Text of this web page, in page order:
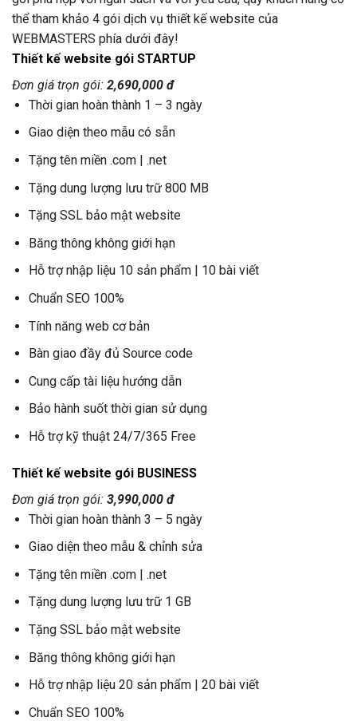
thể tham khảo 4 gói dịch vụ thiết kế website của
WEBMASTERS phía dưới đây!
Thiết kế website gói STARTUP
Đơn giá trọn gói: 2,690,000 đ
Thời gian hoàn thành 1 – 3 ngày
Giao diện theo mẫu có sẵn
Tặng tên miền .com | .net
Tặng dung lượng lưu trữ 800 MB
Tặng SSL bảo mật website
Băng thông không giới hạn
Hỗ trợ nhập liệu 10 sản phẩm | 10 bài viết
Chuẩn SEO 100%
Tính năng web cơ bản
Bàn giao đầy đủ Source code
Cung cấp tài liệu hướng dẫn
Bảo hành suốt thời gian sử dụng
Hỗ trợ kỹ thuật 24/7/365 Free
Thiết kế website gói BUSINESS
Đơn giá trọn gói: 3,990,000 đ
Thời gian hoàn thành 3 – 5 ngày
Giao diện theo mẫu & chỉnh sửa
Tặng tên miền .com | .net
Tặng dung lượng lưu trữ 1 GB
Tặng SSL bảo mật website
Băng thông không giới hạn
Hỗ trợ nhập liệu 20 sản phẩm | 20 bài viết
Chuẩn SEO 100%